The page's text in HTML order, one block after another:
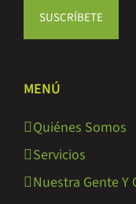
MENÚ
Quiénes Somos
Servicios
Nuestra Gente Y